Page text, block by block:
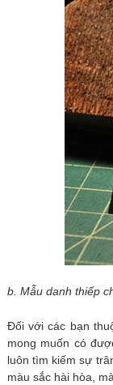
b. Mẫu danh thiếp
Đối với các bạn
mong muốn có
luôn tìm kiếm sự
màu sắc hài hòa,